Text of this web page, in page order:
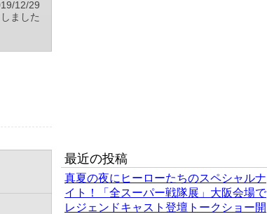
」鈴木
12/29
ました
最近の投稿
真夏の夜にヒーローたちのスペシャルナ
イト！「全スーパー戦隊展」大阪会場で
レジェンドキャスト登壇トークショー開